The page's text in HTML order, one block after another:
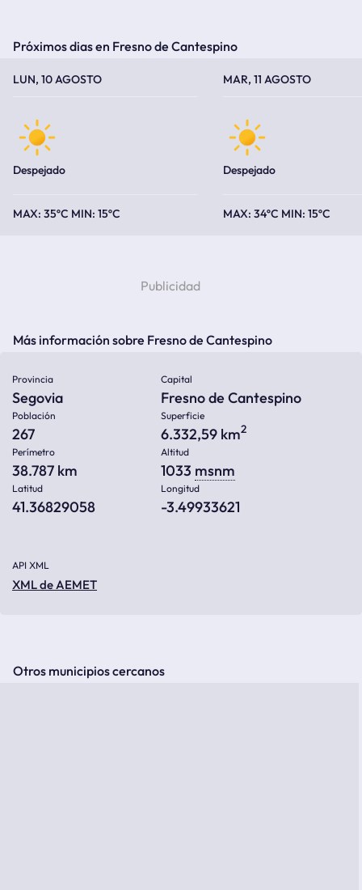
Próximos dias en Fresno de Cantespino
LUN, 10 AGOSTO
Despejado
35ºC 15ºC
MAR, 11 AGOSTO
Despejado
34ºC 15ºC
Más información sobre Fresno de Cantespino
Provincia
Segovia
Capital
Fresno de Cantespino
Población
267
Superficie
6.332,59 km2
Perímetro
38.787 km
Altitud
1033 msnm
Latitud
41.36829058
Longitud
-3.49933621
API XML
XML de AEMET
Otros municipios cercanos